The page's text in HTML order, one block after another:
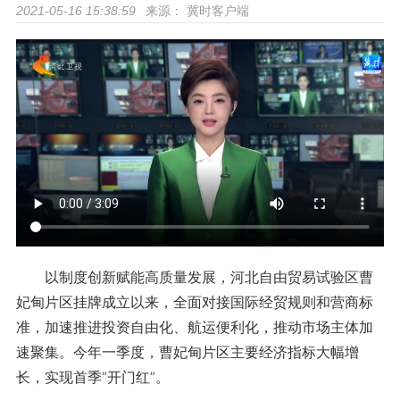
2021-05-16 15:38:59 来源： 冀时客户端
以制度创新赋能高质量发展， 河北自由贸易试验区曹
妃甸片区挂牌成立以来，全面对接国际经贸规则和营商标
准，加速推进投资自由化、航运便利化，推动市场主体加
速聚集。今年一季度，曹妃甸片区主要经济指标大幅增
长，实现首季“开门红”。